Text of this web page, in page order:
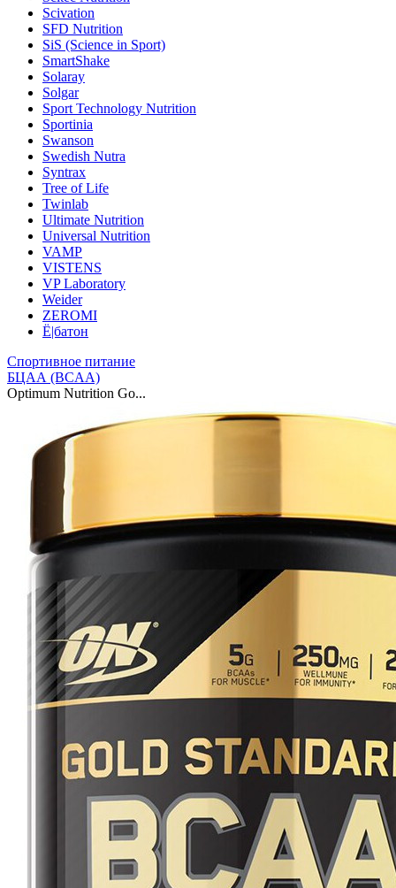
Scivation
SFD Nutrition
SiS (Science in Sport)
SmartShake
Solaray
Solgar
Sport Technology Nutrition
Sportinia
Swanson
Swedish Nutra
Syntrax
Tree of Life
Twinlab
Ultimate Nutrition
Universal Nutrition
VAMP
VISTENS
VP Laboratory
Weider
ZEROMI
Ё|батон
Спортивное питание
БЦАА (BCAA)
Optimum Nutrition Go...